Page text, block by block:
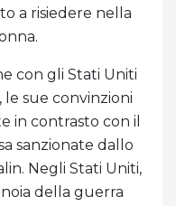
a risiedere nella
con gli Stati Uniti
sue convinzioni
in contrasto con il
sanzionate dallo
Negli Stati Uniti,
della guerra